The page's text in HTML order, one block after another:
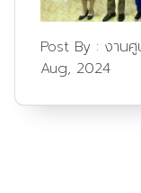
Post By : งาน
Aug, 2024